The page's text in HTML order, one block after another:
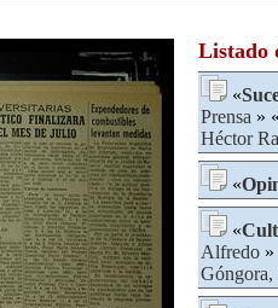
Listado
«
Prensa » «
Héctor
«
«
Alfredo »
Góngora,